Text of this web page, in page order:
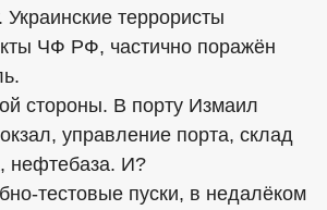
Украинские террористы
ЧФ РФ, частично поражён
стороны. В порту Измаил
управление порта, склад
нефтебаза. И?
тестовые пуски, в недалёком